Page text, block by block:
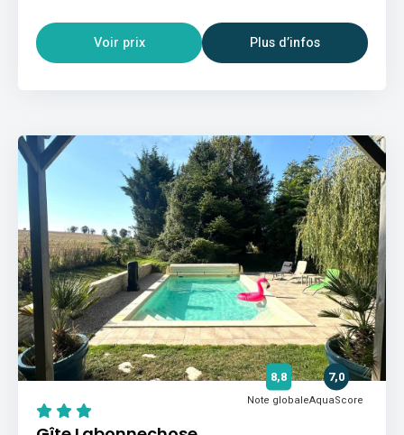
Voir prix Plus d’infos
8,8
Note globale
7,0
AquaScore